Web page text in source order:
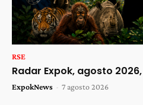
RSE
Radar Expok, agosto 2026,
ExpokNews - 7 agosto 2026